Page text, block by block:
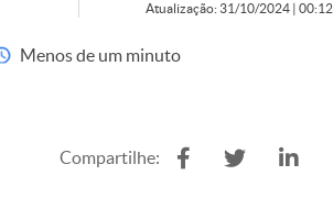
Atualização: 31/10/2024 | 00:12
Menos de um minuto
Compartilhe: